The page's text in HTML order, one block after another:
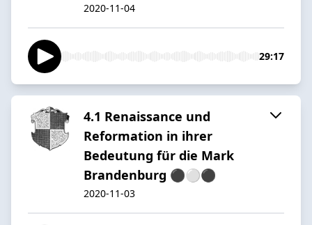
2020-11-04
29:17
4.1 Renaissance und
Reformation in ihrer
Bedeutung für die Mark
Brandenburg ⚫️⚪️⚫️
2020-11-03